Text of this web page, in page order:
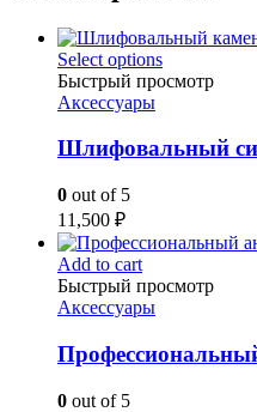
Select options
Быстрый просмотр
Аксессуары
Шлифовальный
0 out of 5
11,500 ₽
Add to cart
Быстрый просмотр
Аксессуары
0 out of 5